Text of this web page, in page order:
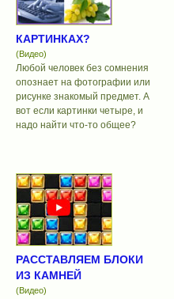
КАРТИНКАХ?
(Видео)
Любой человек без сомнения
опознает на фотографии или
рисунке знакомый предмет. А
вот если картинки четыре, и
надо найти что-то общее?
РАССТАВЛЯЕМ БЛОКИ
ИЗ КАМНЕЙ
(Видео)